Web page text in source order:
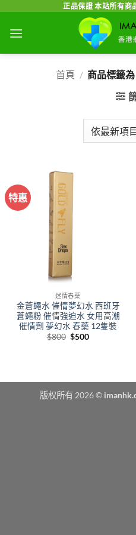
content
正品保證 本站所有商
首頁 / 商品標籤
特惠
迷情春藥
金蒼蠅水 催情夢幻水 西班牙
蒼蠅粉 催情強迫水 女用高潮
催情劑 夢幻水 春藥 12隻裝
$800 Original
$500Current
版权所有 2026 ©